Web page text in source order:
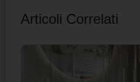
Articoli Correlati